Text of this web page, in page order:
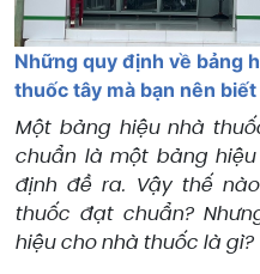
Những quy định về bảng
thuốc tây mà bạn nên biết
Một bảng hiệu nhà
chuẩn là một bảng
định đề ra. Vậy thế
thuốc đạt chuẩn?
hiệu cho nhà thuốc là gì?